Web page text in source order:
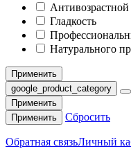
Антивозрастной
Гладкость
Натурального
Применить
google_product_category
Применить
Применить
Сбросить
Обратная связьЛичный